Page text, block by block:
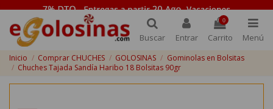
Buscar Entrar
0
Carrito Menú
Inicio Comprar CHUCHES GOLOSINAS
Gominolas en Bolsitas
Chuches Tajada Sandía Haribo 18 Bolsitas 90gr